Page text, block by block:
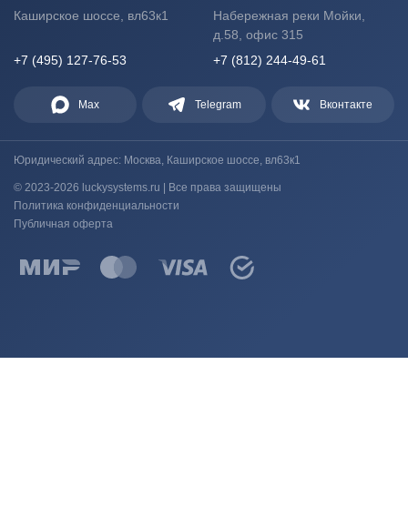
Каширское шоссе, вл63к1
+7 (495) 127-76-53
Набережная реки Мойки,
д.58, офис 315
+7 (812) 244-49-61
Max Telegram Вконтакте
Юридический адрес: Москва, Каширское шоссе, вл63к1
© 2023-2026 luckysystems.ru | Все права защищены
Политика конфиденциальности
Публичная оферта